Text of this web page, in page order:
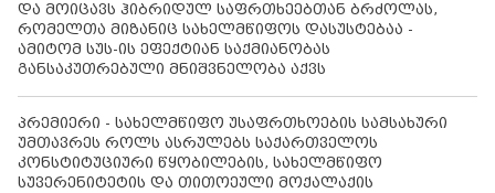
და მოიცავს ჰიბრიდულ საფრთხეებთან ბრძოლას,
რომელთა მიზანიც სახელმწიფოს დასუსტებაა -
ამიტომ სუს-ის ეფექტიან საქმიანობას
განსაკუთრებული მნიშვნელობა აქვს
პრემიერი - სახელმწიფო უსაფრთხოების სამსახური
უმთავრეს როლს ასრულებს საქართველოს
კონსტიტუციური წყობილების, სახელმწიფო
სუვერენიტეტის და თითოეული მოქალაქის